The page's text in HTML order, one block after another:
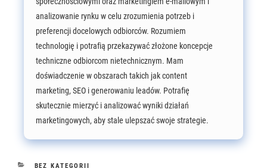
analizowanie rynku w celu zrozumienia potrzeb i
preferencji docelowych odbiorców. Rozumiem
technologię i potrafią przekazywać złożone koncepcje
techniczne odbiorcom nietechnicznym. Mam
doświadczenie w obszarach takich jak content
marketing, SEO i generowaniu leadów. Potrafię
skutecznie mierzyć i analizować wyniki działań
marketingowych, aby stale ulepszać swoje strategie.
KATEGORIE
BEZ KATEGORII